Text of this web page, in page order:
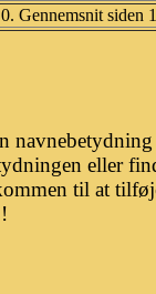
Gennemsnit siden
eller
til at